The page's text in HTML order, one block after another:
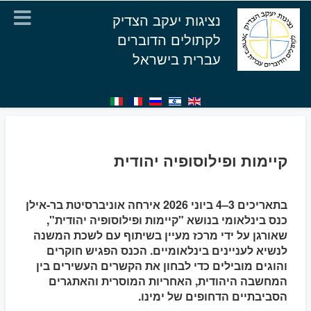
נציגות יעקב הצדיק
לקתולים הדוברים
עברית בישראל
קיימות ופילוסופיה יהודית
בתאריכים 3–4 ביוני 2026 אירחה אוניברסיטת בר-אילן
כנס בינלאומי בנושא "קיימות ופילוסופיה יהודית",
שאורגן על ידי מרכז מעיין בשיתוף עם לשכת המשנה
לנשיא לעניינים בינלאומיים. הכנס הפגיש חוקרים
והוגים מובילים כדי לבחון את הקשרים העשירים בין
המחשבה היהודית, האחריות המוסרית והאתגרים
הסביבתיים הדחופים של ימינו.